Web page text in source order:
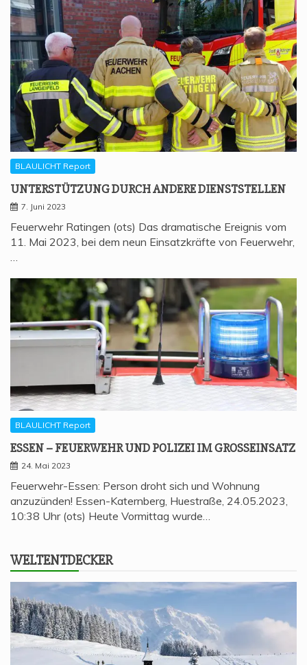
BLAULICHT Report
UNTER­STÜT­ZUNG DURCH ANDE­RE DIENSTSTELLEN
7. Juni 2023
Feuerwehr Ratingen (ots) Das dramatische Ereignis vom
11. Mai 2023, bei dem neun Einsatzkräfte von Feuerwehr,
…
BLAULICHT Report
ESSEN – FEU­ER­WEHR UND POLI­ZEI IM GROSSEINSATZ
24. Mai 2023
Feuerwehr-Essen: Person droht sich und Wohnung
anzuzünden! Essen-Katernberg, Huestraße, 24.05.2023,
10:38 Uhr (ots) Heute Vormittag wurde…
WELT­ENT­DE­CKER